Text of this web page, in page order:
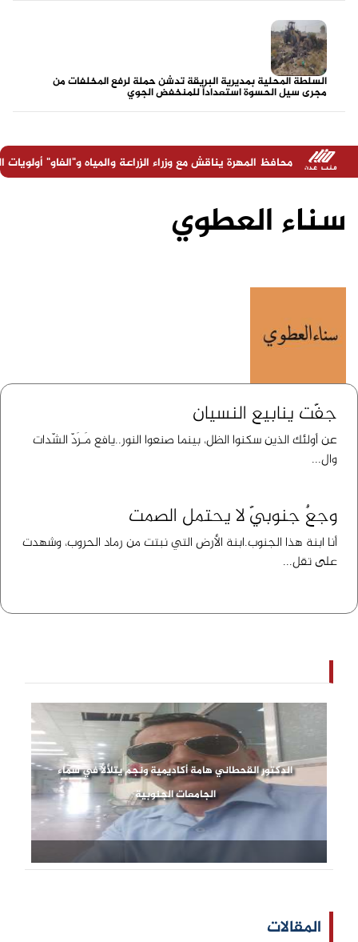
السلطة المحلية بمديرية البريقة تدشن حملة لرفع المخلفات من
مجرى سيل الحسوة استعداداً للمنخفض الجوي
المهرة يناقش مع وزراء الزراعة والمياه و"الفاو" أولويات المحافظة
سناء العطوي
جفّت ينابيع النسيان
عن أولئك الذين سكنوا الظل، بينما صنعوا النور..يافع مَـرَدّ الشّدات
وال...
وجعٌ جنوبيّ لا يحتمل الصمت
أنا ابنة هذا الجنوب.ابنة الأرض التي نبتت من رماد الحروب، وشهدت
على تقل...
الدكتور القحطاني هامة أكاديمية ونجم يتلألأ في سماء
الجامعات الجنوبية
المقالات